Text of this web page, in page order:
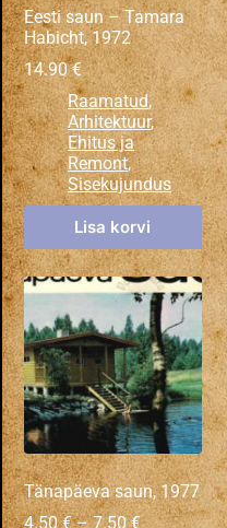
Eesti saun – Tamara
Habicht, 1972
14.90€
Raamatud,
Arhitektuur,
Ehitus ja
Remont,
Sisekujundus
Lisa korvi
Tänapäeva saun, 1977
4.50€ – 7.50€